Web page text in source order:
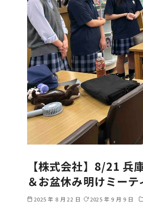
【株式会社】8/21 兵
＆お盆休み明けミー
2025 年 8 月 22 日 2025 年 9 月 9 日